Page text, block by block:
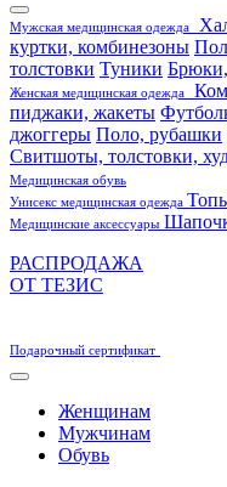
Мужская медицинская одежда
куртки, комбинезоны
толстовки Туники
Женская медицинская одежда
пиджаки, жакеты
джоггеры Поло, рубашки
Свитшоты, толстовки,
Медицинская обувь
Унисекс медицинская одежда
Медицинские аксессуары
РАСПРОДАЖА
ОТ ТЕЗИС
Подарочный сертификат
Женщинам
Мужчинам
Обувь